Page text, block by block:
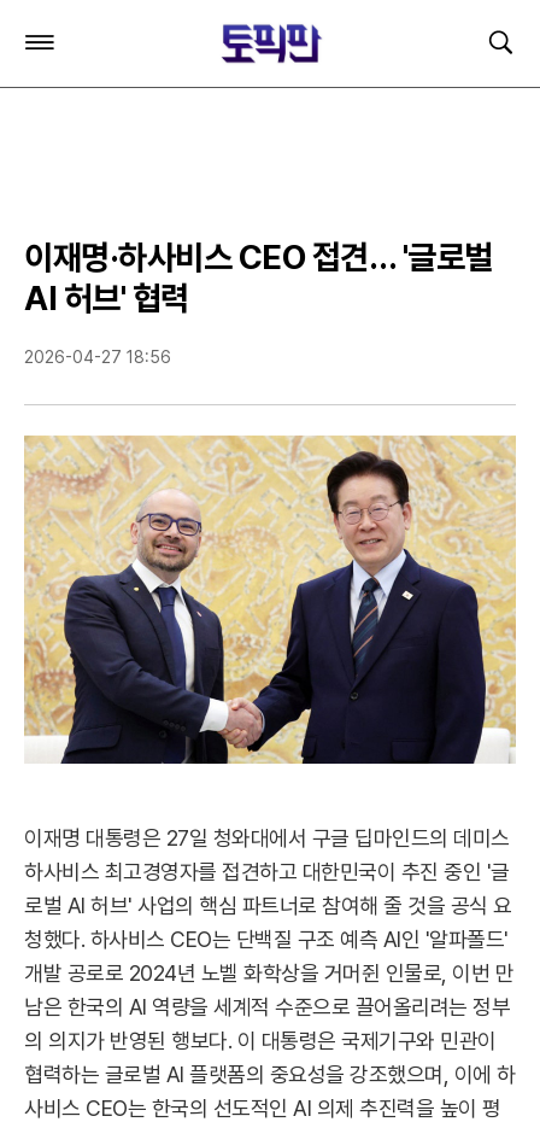
검
주
기
이재명·하사비스 CEO 접견… '글로벌
AI 허브' 협력
2026-04-27 18:56
이재명 대통령은 27일 청와대에서 구글 딥마인드의 데미스
하사비스 최고경영자를 접견하고 대한민국이 추진 중인 '글
로벌 AI 허브' 사업의 핵심 파트너로 참여해 줄 것을 공식 요
청했다. 하사비스 CEO는 단백질 구조 예측 AI인 '알파폴드'
개발 공로로 2024년 노벨 화학상을 거머쥔 인물로, 이번 만
남은 한국의 AI 역량을 세계적 수준으로 끌어올리려는 정부
의 의지가 반영된 행보다. 이 대통령은 국제기구와 민관이
협력하는 글로벌 AI 플랫폼의 중요성을 강조했으며, 이에 하
사비스 CEO는 한국의 선도적인 AI 의제 추진력을 높이 평